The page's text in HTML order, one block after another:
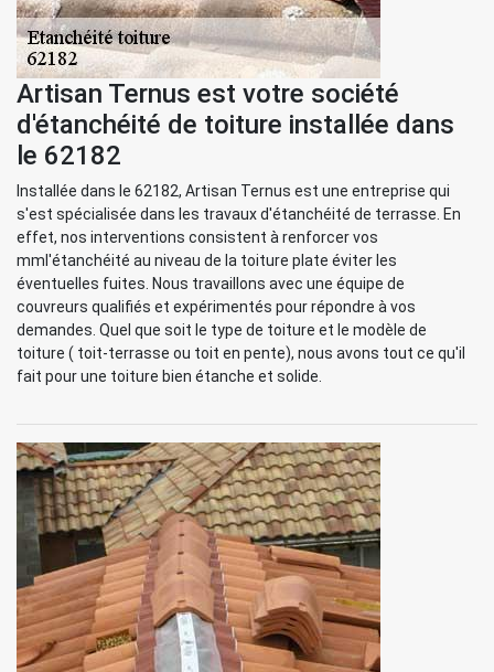
Artisan Ternus est votre société
d'étanchéité de toiture installée dans
le 62182
Installée dans le 62182, Artisan Ternus est une entreprise qui
s'est spécialisée dans les travaux d'étanchéité de terrasse. En
effet, nos interventions consistent à renforcer vos
mml'étanchéité au niveau de la toiture plate éviter les
éventuelles fuites. Nous travaillons avec une équipe de
couvreurs qualifiés et expérimentés pour répondre à vos
demandes. Quel que soit le type de toiture et le modèle de
toiture ( toit-terrasse ou toit en pente), nous avons tout ce qu'il
fait pour une toiture bien étanche et solide.